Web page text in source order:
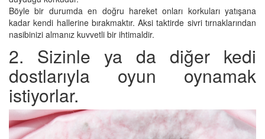
Böyle bir durumda en doğru hareket onları korkuları yatışana
kadar kendi hallerine bırakmaktır. Aksi taktirde sivri tırnaklarından
nasibinizi almanız kuvvetli bir ihtimaldir.
2. Sizinle ya da diğer kedi
dostlarıyla oyun oynamak
istiyorlar.